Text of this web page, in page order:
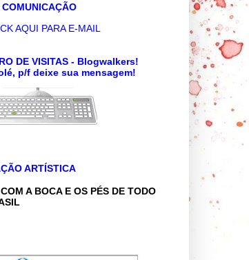
AQUI PARA E-MAIL
DE VISITAS - Blogwalkers!
p/f deixe sua mensagem!
ARTÍSTICA
A BOCA E OS PÉS DE TODO